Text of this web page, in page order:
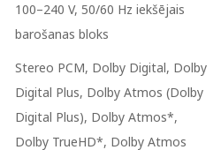
100–240 V, 50/60 Hz iekšējais
barošanas bloks
Stereo PCM, Dolby Digital, Dolby
Digital Plus, Dolby Atmos (Dolby
Digital Plus), Dolby Atmos*,
Dolby TrueHD*, Dolby Atmos